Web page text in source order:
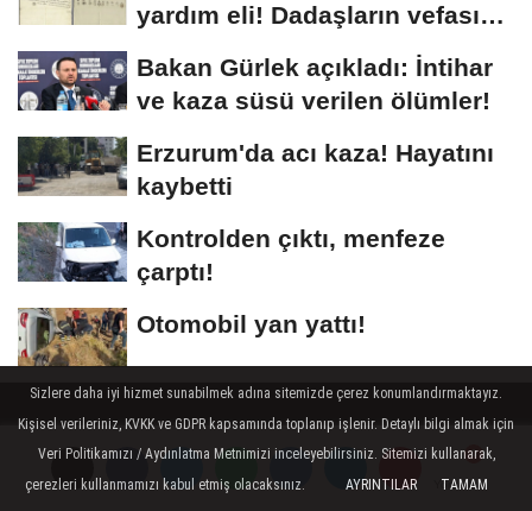
Yorumlar
Yorumlar
yardım eli! Dadaşların vefası
Bakan Gürlek açıkladı: İntihar
ve kaza süsü verilen ölümler!
Erzurum'da acı kaza! Hayatını
kaybetti
Kontrolden çıktı, menfeze
çarptı!
Otomobil yan yattı!
Köşe Yazarları
Üye Paneli Hava Durumu
Sizlere daha iyi hizmet sunabilmek adına sitemizde çerez konumlandırmaktayız.
Kişisel verileriniz, KVKK ve GDPR kapsamında toplanıp işlenir. Detaylı bilgi almak için
Veri Politikamızı / Aydınlatma Metnimizi inceleyebilirsiniz. Sitemizi kullanarak,
çerezleri kullanmamızı kabul etmiş olacaksınız.
AYRINTILAR TAMAM